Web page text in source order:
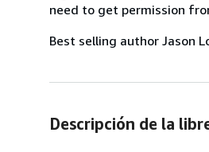
need to get permission
Best selling author Jason
Descripción de la